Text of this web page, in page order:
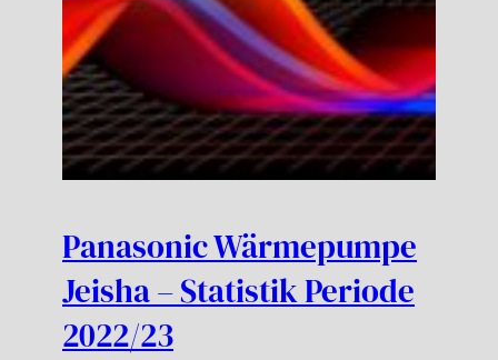
Panasonic Wärmepumpe
Jeisha – Statistik Periode
2022/23